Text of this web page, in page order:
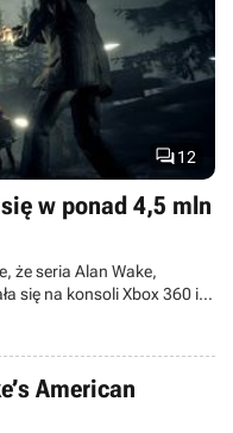
12
w ponad 4,5 mln
że seria Alan Wake,
się na konsoli Xbox 360 i
4,5 mln
American